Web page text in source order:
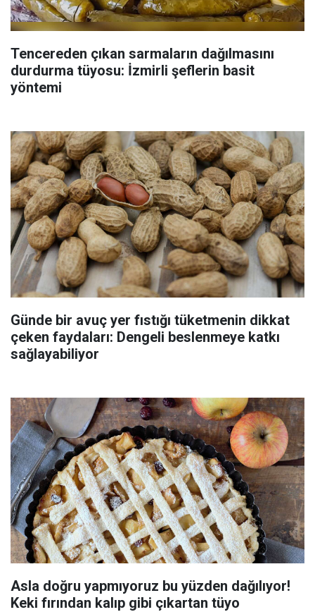
Tencereden çıkan sarmaların dağılmasını
durdurma tüyosu: İzmirli şeflerin basit
yöntemi
Günde bir avuç yer fıstığı tüketmenin dikkat
çeken faydaları: Dengeli beslenmeye katkı
sağlayabiliyor
Asla doğru yapmıyoruz bu yüzden dağılıyor!
Keki fırından kalıp gibi çıkartan tüyo